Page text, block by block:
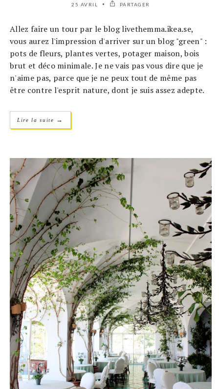
25 AVRIL PARTAGER
Allez faire un tour par le blog livethemma.ikea.se,
vous aurez l'impression d'arriver sur un blog "green" :
pots de fleurs, plantes vertes, potager maison, bois
brut et déco minimale. Je ne vais pas vous dire que je
n'aime pas, parce que je ne peux tout de même pas
être contre l'esprit nature, dont je suis assez adepte.
Lire la suite →